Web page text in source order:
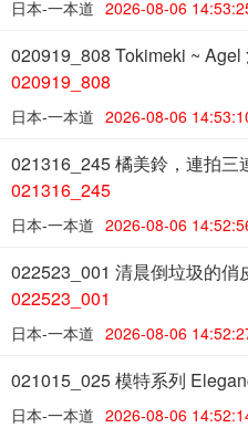
日本-一本道 2026-08-06
020919_808 Tokimeki ~ Agel
020919_808
日本-一本道 2026-08-06
021316_245 橘美鈴，連拍三
021316_245
日本-一本道 2026-08-06
022523_001 清晨倒垃圾的俏
022523_001
日本-一本道 2026-08-06
021015_025 模特系列
日本-一本道 2026-08-06